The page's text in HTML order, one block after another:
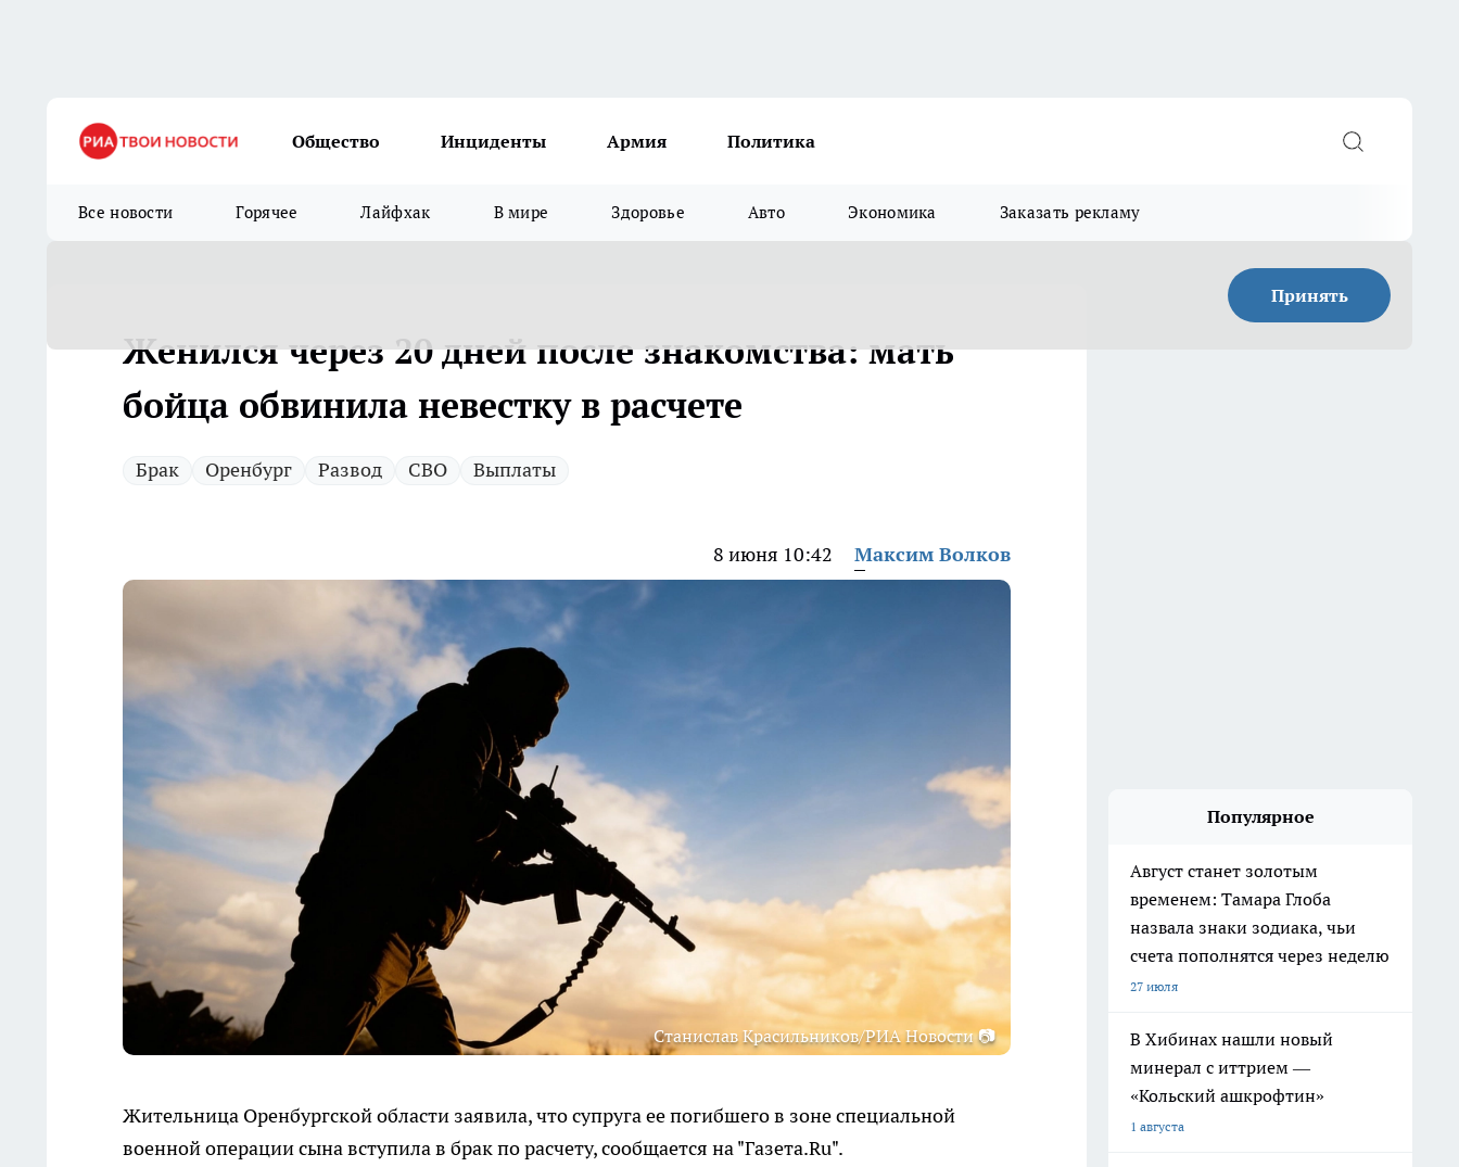
Общество Инциденты Армия Политика
Все новости Горячее Лайфхак В мире Здоровье Авто Экономика Заказать рекламу
Принять
Женился через 20 дней после знакомства: мать
бойца обвинила невестку в расчете
Брак Оренбург Развод СВО Выплаты
8 июня 10:42 Максим Волков
Станислав Красильников/РИА Новости 📷
Жительница Оренбургской области заявила, что супруга ее погибшего в зоне специальной
военной операции сына вступила в брак по расчету, сообщается на "Газета.Ru".
Популярное
Август станет золотым
временем: Тамара Глоба
назвала знаки зодиака, чьи
счета пополнятся через неделю
27 июля
В Хибинах нашли новый
минерал с иттрием —
«Кольский ашкрофтин»
1 августа